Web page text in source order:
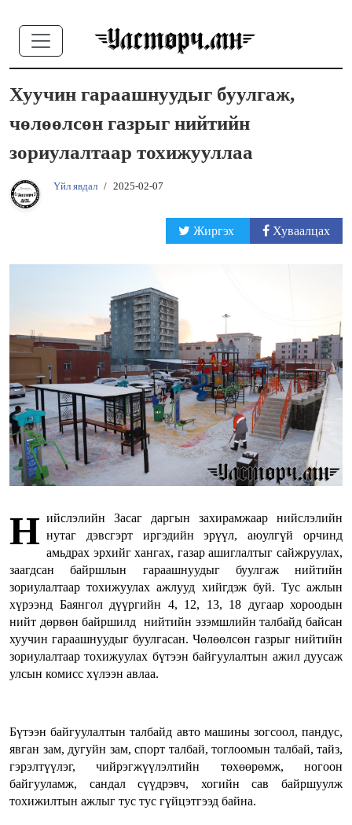
Хуучин гараашнуудыг буулгаж,
чөлөөлсөн газрыг нийтийн
зориулалтаар тохижууллаа
Үйл явдал / 2025-02-07
Жиргэх Хуваалцах
Н ийслэлийн Засаг даргын захирамжаар нийслэлийн
нутаг дэвсгэрт иргэдийн эрүүл, аюулгүй орчинд
амьдрах эрхийг хангах, газар ашиглалтыг сайжруулах,
заагдсан байршлын гараашнуудыг буулгаж нийтийн
зориулалтаар тохижуулах ажлууд хийгдэж буй. Тус ажлын
хүрээнд Баянгол дүүргийн 4, 12, 13, 18 дугаар хороодын
нийт дөрвөн байршилд нийтийн эзэмшлийн талбайд байсан
хуучин гараашнуудыг буулгасан. Чөлөөлсөн газрыг нийтийн
зориулалтаар тохижуулах бүтээн байгуулалтын ажил дуусаж
улсын комисс хүлээн авлаа.
Бүтээн байгуулалтын талбайд авто машины зогсоол, пандус,
явган зам, дугуйн зам, спорт талбай, тоглоомын талбай, тайз,
гэрэлтүүлэг, чийрэгжүүлэлтийн төхөөрөмж, ногоон
байгууламж, сандал сүүдрэвч, хогийн сав байршуулж
тохижилтын ажлыг тус тус гүйцэтгээд байна.